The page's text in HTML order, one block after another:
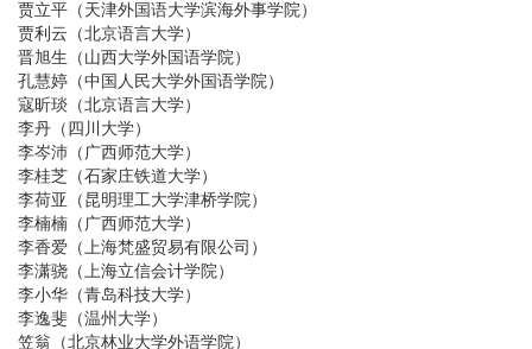
贾立平（天津外国语大学滨海外事学院）
贾利云（北京语言大学）
晋旭生（山西大学外国语学院）
孔慧婷（中国人民大学外国语学院）
寇昕琰（北京语言大学）
李丹（四川大学）
李岑沛（广西师范大学）
李桂芝（石家庄铁道大学）
李荷亚（昆明理工大学津桥学院）
李楠楠（广西师范大学）
李香爱（上海梵盛贸易有限公司）
李潇骁（上海立信会计学院）
李小华（青岛科技大学）
李逸斐（温州大学）
笠翁（北京林业大学外语学院）